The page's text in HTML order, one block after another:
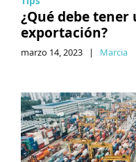
¿Qué debe
exportación?
marzo 14, 2023 | Marcia